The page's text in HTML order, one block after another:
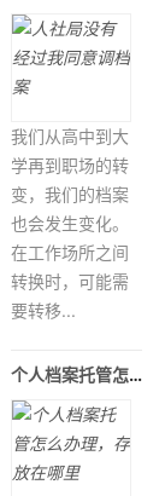
我们从高中到大
学再到职场的转
变，我们的档案
也会发生变化。
在工作场所之间
转换时，可能需
要转移...
个人档案托管怎么办理，存放在哪里